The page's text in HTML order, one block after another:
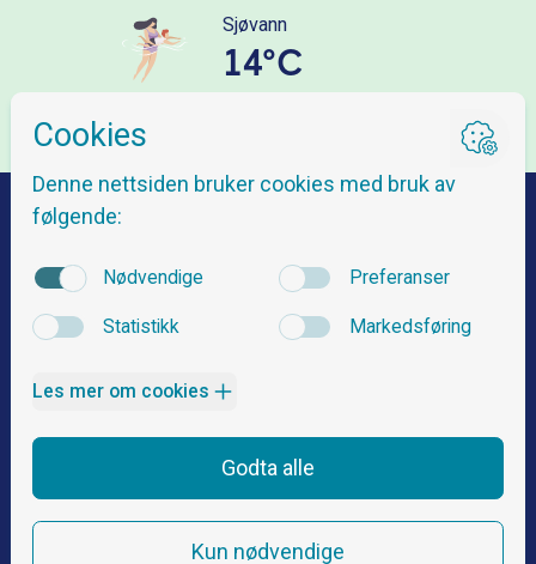
Sjøvann
14°C
Veibeskrivelse
Åpningstider
Sikkerhets- og baderegler
Om Nordnes Sjøbad
Arrangementer
Nyheter
Sanntidsdata
Følg oss
/ gu’kor gøy!